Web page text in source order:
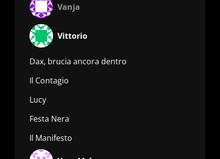
Vanja
Vittorio
Dax, brucia ancora dentro
Il Contagio
Lucy
Festa Nera
Il Manifesto